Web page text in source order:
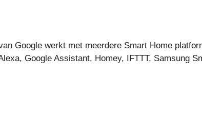
Google werkt met meerdere Smart Home
Google Assistant, Homey, IFTTT, Samsung